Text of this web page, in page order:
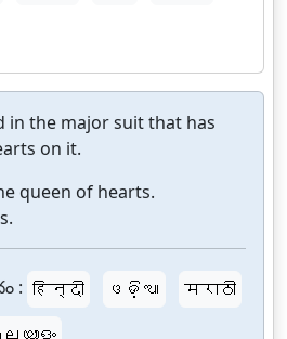
in the major suit that has
on it.
queen of hearts.
: हिन्दी ଓଡ଼ିଆ
मराठी